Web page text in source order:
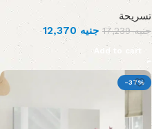
تسريحة
جنيه17,239 جنيه12,370
Add to cart
-37%